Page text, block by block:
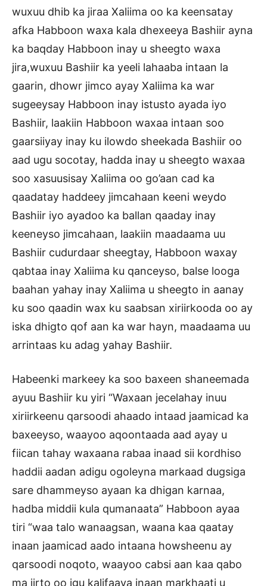
wuxuu dhib ka jiraa Xaliima oo ka keensatay
afka Habboon waxa kala dhexeeya Bashiir ayna
ka baqday Habboon inay u sheegto waxa
jira,wuxuu Bashiir ka yeeli lahaaba intaan la
gaarin, dhowr jimco ayay Xaliima ka war
sugeeysay Habboon inay istusto ayada iyo
Bashiir, laakiin Habboon waxaa intaan soo
gaarsiiyay inay ku ilowdo sheekada Bashiir oo
aad ugu socotay, hadda inay u sheegto waxaa
soo xasuusisay Xaliima oo go’aan cad ka
qaadatay haddeey jimcahaan keeni weydo
Bashiir iyo ayadoo ka ballan qaaday inay
keeneyso jimcahaan, laakiin maadaama uu
Bashiir cudurdaar sheegtay, Habboon waxay
qabtaa inay Xaliima ku qanceyso, balse looga
baahan yahay inay Xaliima u sheegto in aanay
ku soo qaadin wax ku saabsan xiriirkooda oo ay
iska dhigto qof aan ka war hayn, maadaama uu
arrintaas ku adag yahay Bashiir.
Habeenki markeey ka soo baxeen shaneemada
ayuu Bashiir ku yiri “Waxaan jecelahay inuu
xiriirkeenu qarsoodi ahaado intaad jaamicad ka
baxeeyso, waayoo aqoontaada aad ayay u
fiican tahay waxaana rabaa inaad sii kordhiso
haddii aadan adigu ogoleyna markaad dugsiga
sare dhammeyso ayaan ka dhigan karnaa,
hadba middii kula qumanaata” Habboon ayaa
tiri “waa talo wanaagsan, waana kaa qaatay
inaan jaamicad aado intaana howsheenu ay
qarsoodi noqoto, waayoo cabsi aan kaa qabo
ma jirto oo igu kalifaaya inaan markhaati u